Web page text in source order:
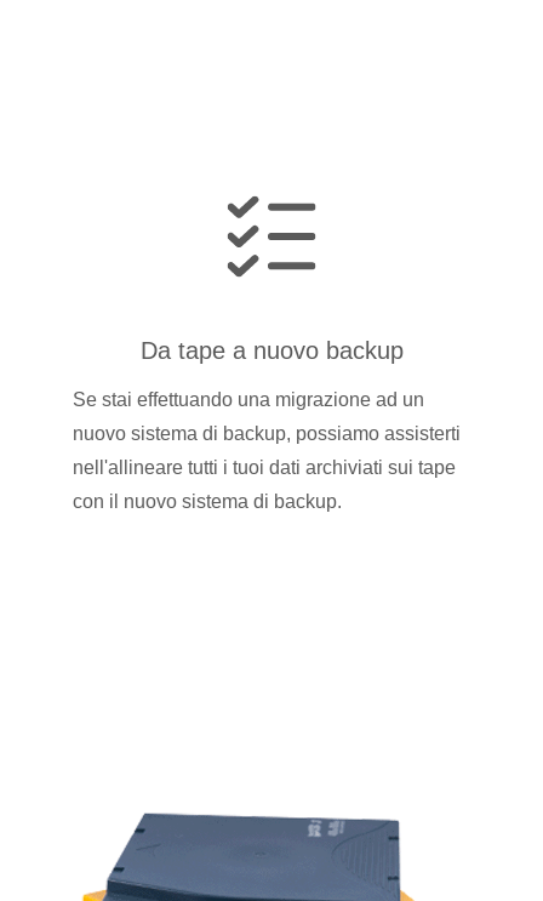
Da tape a nuovo backup
Se stai effettuando una migrazione ad un
nuovo sistema di backup, possiamo assisterti
nell'allineare tutti i tuoi dati archiviati sui tape
con il nuovo sistema di backup.